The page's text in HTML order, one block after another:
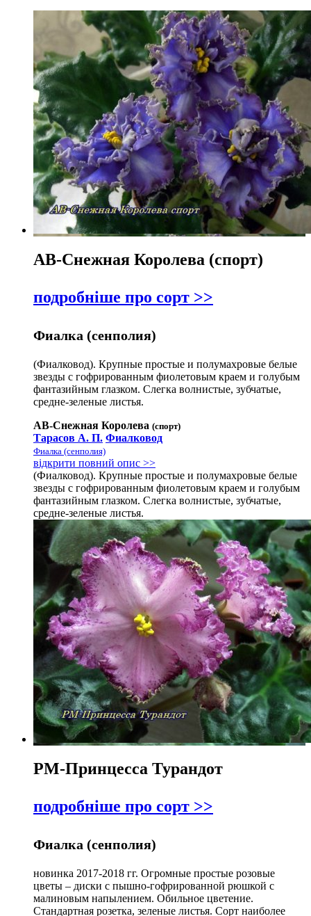
АВ-Снежная Королева (спорт)
подробніше про сорт >>
Фиалка (сенполия)
(Фиалковод). Крупные простые и полумахровые белые
звезды с гофрированным фиолетовым краем и голубым
фантазийным глазком. Слегка волнистые, зубчатые,
средне-зеленые листья.
АВ-Снежная Королева (спорт)
Тарасов А. П. Фиалковод
Фиалка (сенполия)
відкрити повний опис >>
(Фиалковод). Крупные простые и полумахровые белые
звезды с гофрированным фиолетовым краем и голубым
фантазийным глазком. Слегка волнистые, зубчатые,
средне-зеленые листья.
РМ-Принцесса Турандот
подробніше про сорт >>
Фиалка (сенполия)
новинка 2017-2018 гг. Огромные простые розовые
цветы – диски с пышно-гофрированной рюшкой с
малиновым напылением. Обильное цветение.
Стандартная розетка, зеленые листья. Сорт наиболее